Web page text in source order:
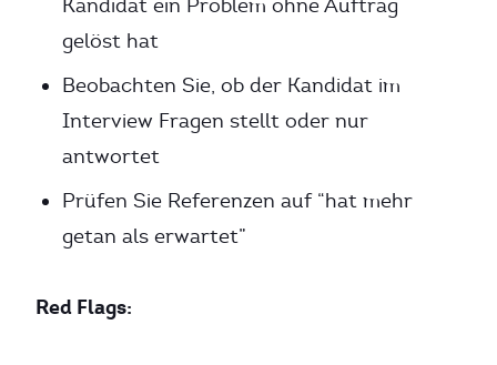
Kandidat ein Problem ohne Auftrag
gelöst hat
Beobachten Sie, ob der Kandidat im
Interview Fragen stellt oder nur
antwortet
Prüfen Sie Referenzen auf “hat mehr
getan als erwartet”
Red Flags: